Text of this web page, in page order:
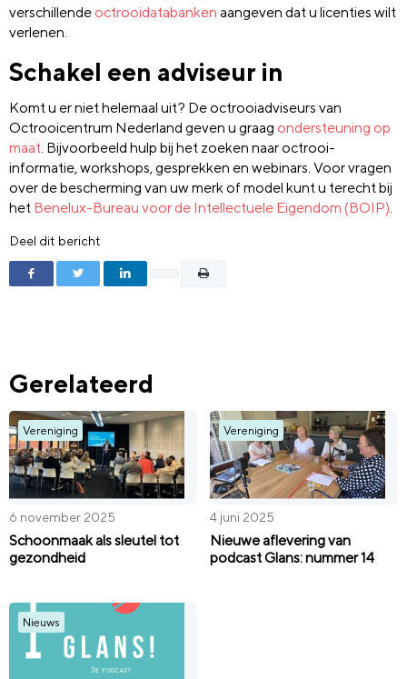
verschillende octrooidatabanken aangeven dat u licenties wilt
verlenen.
Schakel een adviseur in
Komt u er niet helemaal uit? De octrooiadviseurs van
Octrooicentrum Nederland geven u graag ondersteuning op
maat. Bijvoorbeeld hulp bij het zoeken naar octrooi-
informatie, workshops, gesprekken en webinars. Voor vragen
over de bescherming van uw merk of model kunt u terecht bij
het Benelux-Bureau voor de Intellectuele Eigendom (BOIP).
Deel dit bericht
Gerelateerd
Vereniging
6 november 2025
Schoonmaak als sleutel tot
gezondheid
Vereniging
4 juni 2025
Nieuwe aflevering van
podcast Glans: nummer 14
Nieuws